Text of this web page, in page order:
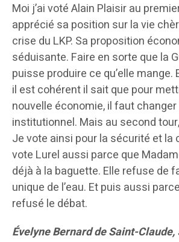
Moi j’ai voté Alain Plaisir au
apprécié sa position sur la vie
crise du LKP. Sa proposition
séduisante. Faire en sorte que la
puisse produire ce qu’elle
il est cohérent il sait que pour
nouvelle économie, il faut
institutionnel. Mais au second
Je vote ainsi pour la sécurité et la
vote Lurel aussi parce que
déjà à la baguette. Elle refuse de
unique de l’eau. Et puis aussi
refusé le débat.
Évelyne Bernard de Saint-Claude,